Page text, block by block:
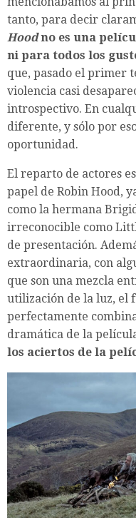
tanto, para decir
Hood no es una
ni para todos los
que, pasado el primer
violencia casi
introspectivo. En
diferente, y sólo por
oportunidad.
El reparto de actores
papel de Robin Hood,
como la hermana
irreconocible como
de presentación.
extraordinaria, con
que son una mezcla
utilización de la luz, el
perfectamente
dramática de la
los aciertos de la